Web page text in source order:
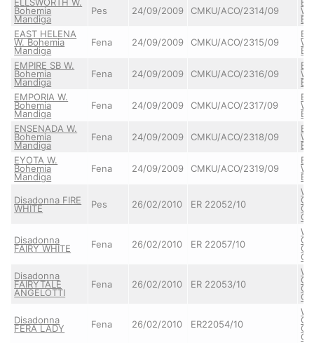
Bohemia
Mandiga
Pes 24/09/2009 CMKU/ACO/2314/09
EAST HELENA
W. Bohemia
Mandiga
Fena 24/09/2009 CMKU/ACO/2315/09
EMPIRE SB W.
Bohemia
Mandiga
Fena 24/09/2009 CMKU/ACO/2316/09
EMPORIA W.
Bohemia
Mandiga
Fena 24/09/2009 CMKU/ACO/2317/09
ENSENADA W.
Bohemia
Mandiga
Fena 24/09/2009 CMKU/ACO/2318/09
EYOTA W.
Bohemia
Mandiga
Fena 24/09/2009 CMKU/ACO/2319/09
Disadonna FIRE
WHITE Pes 26/02/2010 ER 22052/10
Disadonna
FAIRY WHITE Fena 26/02/2010 ER 22057/10
Disadonna
FAIRYTALE
ANGELOTTI
Fena 26/02/2010 ER 22053/10
Disadonna
FERA LADY Fena 26/02/2010 ER22054/10